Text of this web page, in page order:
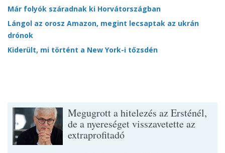
Már folyók száradnak ki Horvátországban
Lángol az orosz Amazon, megint lecsaptak az ukrán
drónok
Kiderült, mi történt a New York-i tőzsdén
Megugrott a hitelezés az Ersténél,
de a nyereséget visszavetette az
extraprofitadó